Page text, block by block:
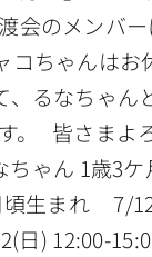
会のメンバ
コちゃんはお
、るなちゃん
。 皆さまよ
ゃん 1歳3
頃生まれ 7/
日) 12:00-